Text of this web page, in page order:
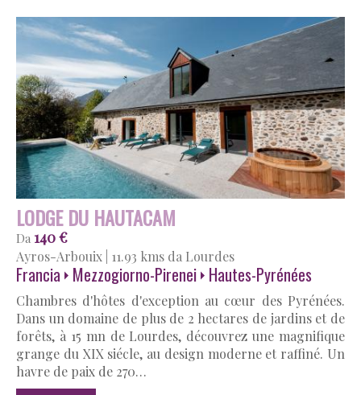
LODGE DU HAUTACAM
Da 140 €
Ayros-Arbouix 11.93 kms da Lourdes
Francia Mezzogiorno-Pirenei Hautes-Pyrénées
Chambres d'hôtes d'exception au cœur des Pyrénées.
Dans un domaine de plus de 2 hectares de jardins et de
forêts, à 15 mn de Lourdes, découvrez une magnifique
grange du XIX siécle, au design moderne et raffiné. Un
havre de paix de 270…